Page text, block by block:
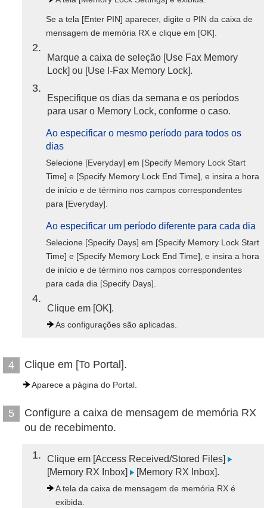
Se a tela [Enter PIN] aparecer, digite o PIN da caixa de
mensagem de memória RX e clique em [OK].
2
Marque a caixa de seleção [Use Fax Memory
Lock] ou [Use I-Fax Memory Lock].
3
Especifique os dias da semana e os períodos
para usar o Memory Lock, conforme o caso.
Ao especificar o mesmo período para todos os
dias
Selecione [Everyday] em [Specify Memory Lock Start
Time] e [Specify Memory Lock End Time], e insira a hora
de início e de término nos campos correspondentes
para [Everyday].
Ao especificar um período diferente para cada dia
Selecione [Specify Days] em [Specify Memory Lock Start
Time] e [Specify Memory Lock End Time], e insira a hora
de início e de término nos campos correspondentes
para cada dia [Specify Days].
4
Clique em [OK].
As configurações são aplicadas.
4 Clique em [To Portal].
Aparece a página do Portal.
5
Configure a caixa de mensagem de memória RX
ou de recebimento.
1
Clique em [Access Received/Stored Files]
[Memory RX Inbox]
[Memory RX Inbox].
A tela da caixa de mensagem de memória RX é
exibida.